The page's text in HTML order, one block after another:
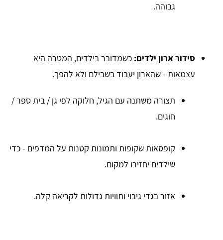
גבוהה.
סידור ארון ילדים: כשמדובר בילדים, המטרה היא
עצמאות - שהארון יעבוד בשבילם ולא להפך.
תצורה משתנה עם הגיל, חלוקה לפי גן / בית ספר /
חוגים.
קופסאות שקופות ותמונות קטנות על המדפים - כדי
שילדים יחזירו למקום.
אזור בגדי גיבוי ותוויות גדולות לקריאה קלה.